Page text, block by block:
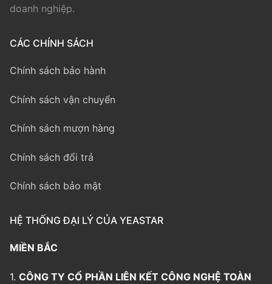
doanh nghiệp.
CÁC CHÍNH SÁCH
Chính sách bảo hành
Chính sách vận chuyển
Chính sách mượn hàng
Chính sách đổi trả
Chính sách bảo mật
HỆ THỐNG ĐẠI LÝ CỦA YEASTAR
MIỀN BẮC
1. CÔNG TY CỔ PHẦN LIÊN KẾT CÔNG NGHỆ TOÀN